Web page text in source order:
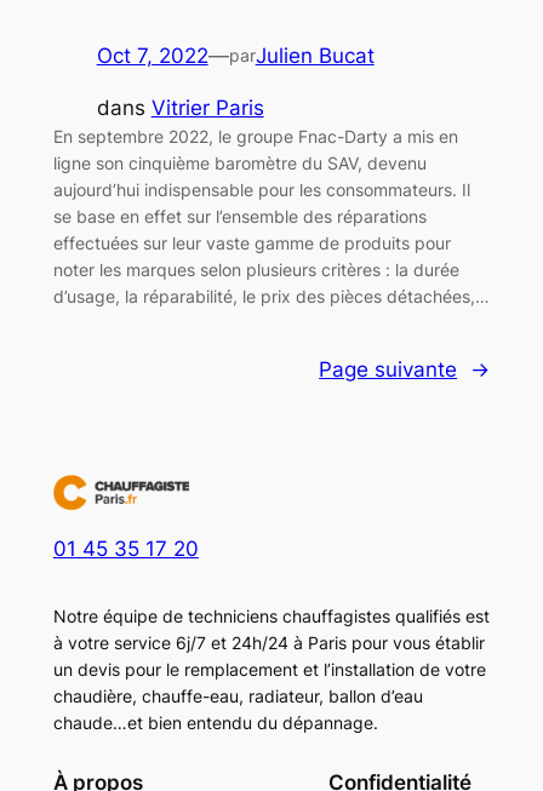
Oct 7, 2022—parJulien Bucat
dans Vitrier Paris
En septembre 2022, le groupe Fnac-Darty a mis en
ligne son cinquième baromètre du SAV, devenu
aujourd’hui indispensable pour les consommateurs. Il
se base en effet sur l’ensemble des réparations
effectuées sur leur vaste gamme de produits pour
noter les marques selon plusieurs critères : la durée
d’usage, la réparabilité, le prix des pièces détachées,…
Page suivante →
01 45 35 17 20
Notre équipe de techniciens chauffagistes qualifiés est
à votre service 6j/7 et 24h/24 à Paris pour vous établir
un devis pour le remplacement et l’installation de votre
chaudière, chauffe-eau, radiateur, ballon d’eau
chaude…et bien entendu du dépannage.
À propos Confidentialité